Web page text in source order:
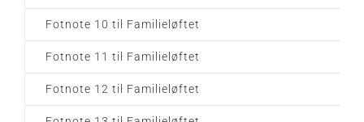
Fotnote 10 til Familieløftet
Fotnote 11 til Familieløftet
Fotnote 12 til Familieløftet